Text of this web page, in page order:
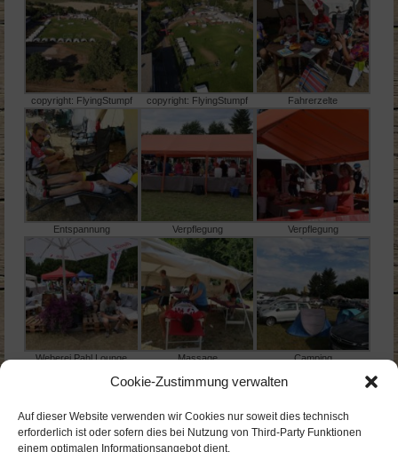
Cookie-Zustimmung verwalten
Auf dieser Website verwenden wir Cookies nur soweit dies technisch
erforderlich ist oder sofern dies bei Nutzung von Third-Party Funktionen
einem optimalen Informationsangebot dient.
copyright: FlyingStumpf copyright: FlyingStumpf Fahrerzelte
Entspannung Verpflegung Verpflegung
Weberei Pahl Lounge Massage Camping